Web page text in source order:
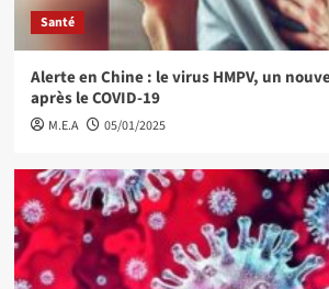
Santé
Alerte en Chine : le virus HMPV, un
après le COVID-19
M.E.A 05/01/2025